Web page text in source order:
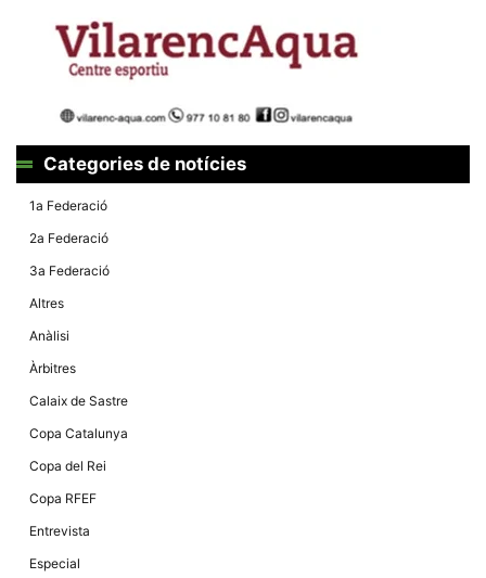
Categories de notícies
1a Federació
2a Federació
3a Federació
Altres
Anàlisi
Àrbitres
Calaix de Sastre
Copa Catalunya
Copa del Rei
Copa RFEF
Entrevista
Especial
Màrqueting
En compartir
comportament
navegues pel
web